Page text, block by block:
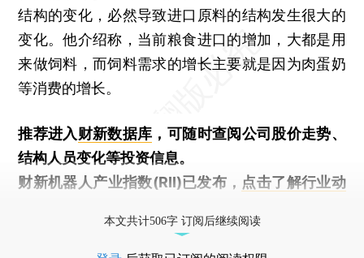
结构的变化，必然导致进口原料的结构发生很大的
变化。他介绍称，当前粮食进口的增加，大都是用
来做饲料，而饲料需求的增长主要就是因为肉蛋奶
等消费的增长。
推荐进入财新数据库 ，可随时查阅公司股价走势、
结构人员变化等投资信息。
财新机器人产业指数(RII)已发布， 点击了解行业动
本文共计506字 订阅后继续阅读